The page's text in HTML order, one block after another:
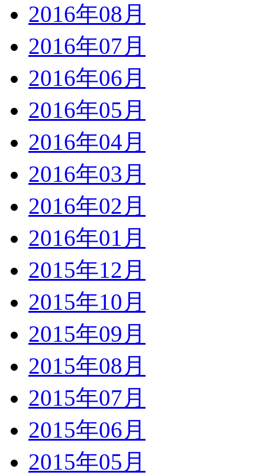
2016年08月
2016年07月
2016年06月
2016年05月
2016年04月
2016年03月
2016年02月
2016年01月
2015年12月
2015年10月
2015年09月
2015年08月
2015年07月
2015年06月
2015年05月